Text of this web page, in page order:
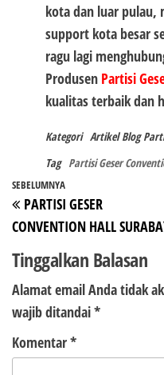
kota dan luar pulau,
support kota besar
ragu lagi
Produsen Partisi
kualitas terbaik dan
Kategori Artikel Blog
Tag Partisi Geser
Navigasi
pos
Pos
Sebelumnya
SEBELUMNYA
PARTISI GESER
CONVENTION HALL
Tinggalkan Balasan
Alamat email Anda tidak
wajib ditandai*
Komentar*